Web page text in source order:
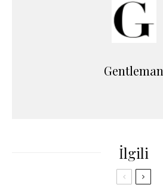
Gentleman
İlgili